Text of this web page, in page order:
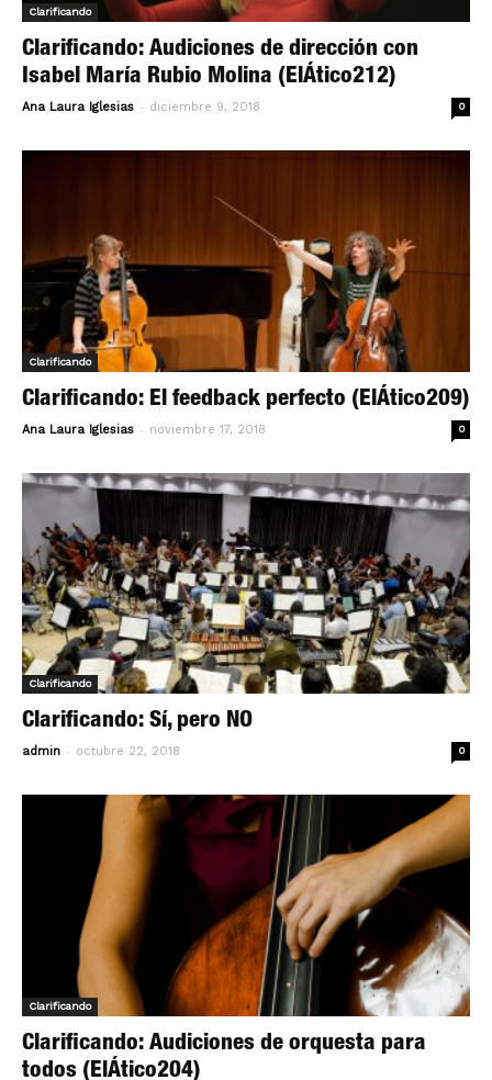
Clarificando
Clarificando: Audiciones de dirección con
Isabel María Rubio Molina (ElÁtico212)
Ana Laura Iglesias - diciembre 9, 2018 0
Clarificando
Clarificando: El feedback perfecto (ElÁtico209)
Ana Laura Iglesias - noviembre 17, 2018 0
Clarificando
Clarificando: Sí, pero NO
admin - octubre 22, 2018 0
Clarificando
Clarificando: Audiciones de orquesta para
todos (ElÁtico204)